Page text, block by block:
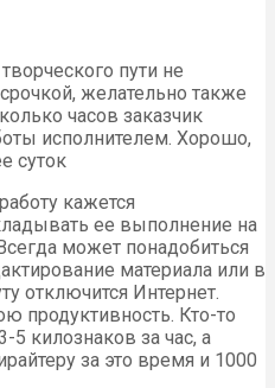
пути не
желательно также
часов заказчик
исполнителем. Хорошо,
суток
кажется
ее выполнение на
может понадобиться
материала или в
отключится Интернет.
продуктивность. Кто-то
килознаков за час, а
за это время и 1000